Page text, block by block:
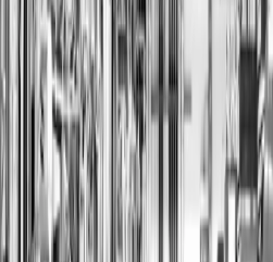
Der Integrierte Bericht
WeGo“) wurde visuell